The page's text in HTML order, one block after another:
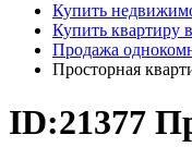
Купить
Купить квартиру
Продажа
Просторная
ID:21377